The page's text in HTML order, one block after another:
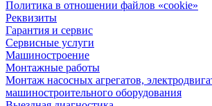
Политика в отношении файлов «cookie»
Реквизиты
Гарантия и сервис
Сервисные услуги
Машиностроение
Монтажные работы
Монтаж насосных агрегатов,
машиностроительного оборудования